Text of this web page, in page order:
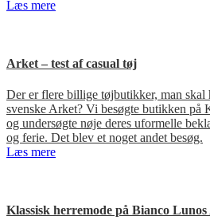
Læs mere
Arket – test af casual tøj
Der er flere billige tøjbutikker, man skal
svenske Arket? Vi besøgte butikken på
og undersøgte nøje deres uformelle
og ferie. Det blev et noget andet besøg.
Læs mere
Klassisk herremode på Bianco Lunos